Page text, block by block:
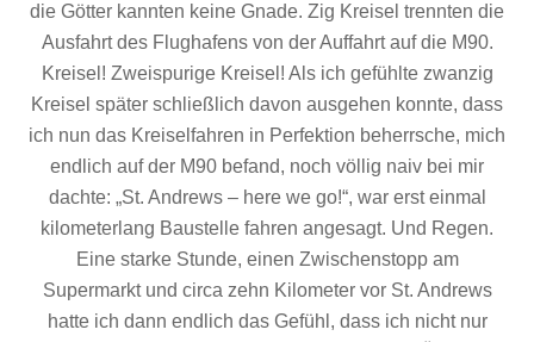
die Götter kannten keine Gnade. Zig Kreisel trennten die
Ausfahrt des Flughafens von der Auffahrt auf die M90.
Kreisel! Zweispurige Kreisel! Als ich gefühlte zwanzig
Kreisel später schließlich davon ausgehen konnte, dass
ich nun das Kreiselfahren in Perfektion beherrsche, mich
endlich auf der M90 befand, noch völlig naiv bei mir
dachte: „St. Andrews – here we go!“, war erst einmal
kilometerlang Baustelle fahren angesagt. Und Regen.
Eine starke Stunde, einen Zwischenstopp am
Supermarkt und circa zehn Kilometer vor St. Andrews
hatte ich dann endlich das Gefühl, dass ich nicht nur